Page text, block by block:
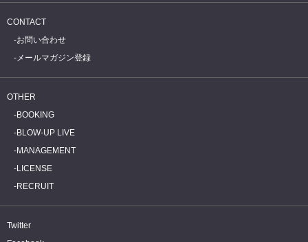
CONTACT
お問い合わせ
メールマガジン登録
OTHER
BOOKING
BLOW-UP LIVE
MANAGEMENT
LICENSE
RECRUIT
Twitter